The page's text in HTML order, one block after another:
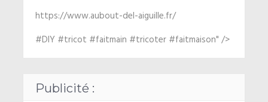
https://www.aubout-del-aiguille.fr/
#DIY #tricot #faitmain #tricoter #faitmaison" />
Publicité :